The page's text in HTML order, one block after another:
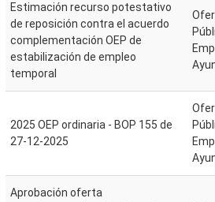
Estimación recurso potestativo
de reposición contra el acuerdo
complementación OEP de
estabilización de empleo
temporal
2025 OEP ordinaria - BOP 155 de
27-12-2025
Aprobación oferta